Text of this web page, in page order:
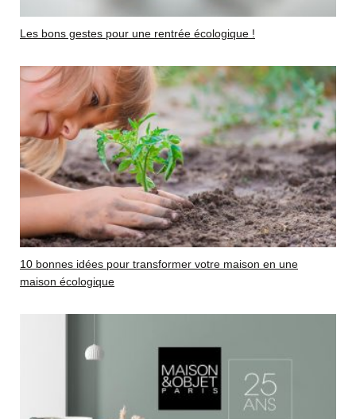
Les bons gestes pour une rentrée écologique !
10 bonnes idées pour transformer votre maison en une
maison écologique